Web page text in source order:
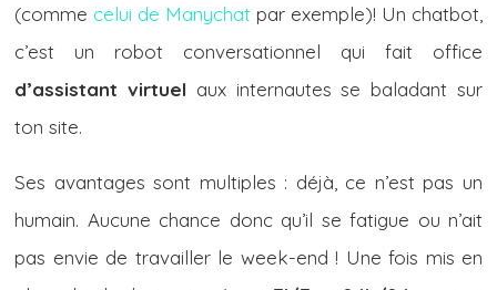
(comme celui de Manychat par exemple)! Un chatbot,
c’est un robot conversationnel qui fait office
d’assistant virtuel aux internautes se baladant sur
ton site.
Ses avantages sont multiples : déjà, ce n’est pas un
humain. Aucune chance donc qu’il se fatigue ou n’ait
pas envie de travailler le week-end ! Une fois mis en